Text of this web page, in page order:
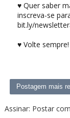
♥ Quer saber
inscreva-se
bit.ly/
♥ Volte sempre!
Postagem mais
Assinar: Postar